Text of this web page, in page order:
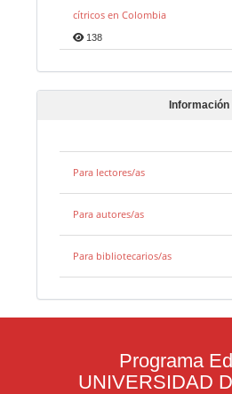
cítricos en Colombia
138
Información
Para lectores/as
Para autores/as
Para bibliotecarios/as
Programa
UNIVERSIDAD